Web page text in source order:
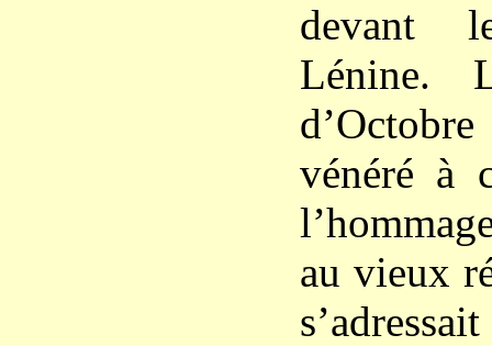
devant
Lénine.
vénéré à
au vieux